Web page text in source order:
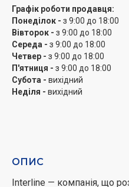
Графік роботи продавця:
Понеділок - з 9:00 до 18:00
Вівторок - з 9:00 до 18:00
Середа - з 9:00 до 18:00
Четвер - з 9:00 до 18:00
П'ятниця - з 9:00 до 18:00
Субота - вихідний
Неділя - вихідний
ОПИС
Interline — компанія, що